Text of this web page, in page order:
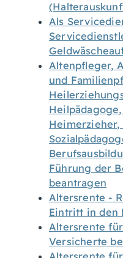
Als
Altenpfleger,
und
Heimerzieher,
Führung der
beantragen
Altersrente -
Eintritt in den
Altersrente
Versicherte